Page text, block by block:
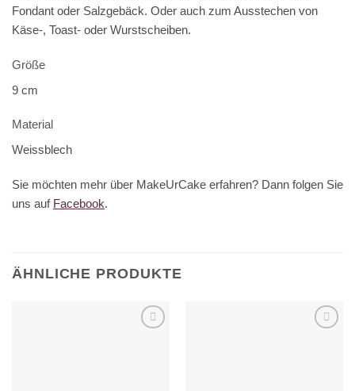
Fondant oder Salzgebäck. Oder auch zum Ausstechen von
Käse-, Toast- oder Wurstscheiben.
Größe
9 cm
Material
Weissblech
Sie möchten mehr über MakeUrCake erfahren? Dann folgen Sie
uns auf Facebook.
ÄHNLICHE PRODUKTE